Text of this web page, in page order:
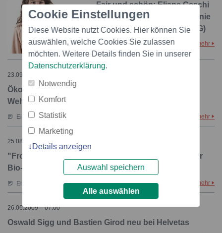
Fair und schön: Eliane Ceschi
startet mit organic cotton Linie
bei Helvetas (BILD/ANHANG)
Ein Dokument mehr
23.09.2009 – 12:05
Öko-Mode ist trendy und cool - Eröffnung des
Weltkongresses für Bio-Baumwolle in Interlaken
Ein Dokument mehr
25.08.2009 – 15:00
"From Fashion to Sustainability" - Weltkongress zur
Bio-Baumwolle
Ein Dokument mehr
26.06.2009 – 07:00
Oswald Sigg und Bastien Girod neu bei Helvetas
Cookie Einstellungen
Diese Website nutzt Cookies. Hier können Sie
auswählen, welche Cookies Sie zulassen
möchten. Weitere Details finden Sie in unserer
Datenschutzerklärung.
Notwendig
Komfort
Statistik
Marketing
Details anzeigen
Auswahl speichern
Alle auswählen